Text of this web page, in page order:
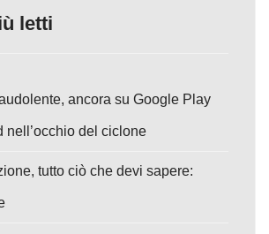
letti
ancora su Google Play
nell’occhio del ciclone
tutto ciò che devi sapere: